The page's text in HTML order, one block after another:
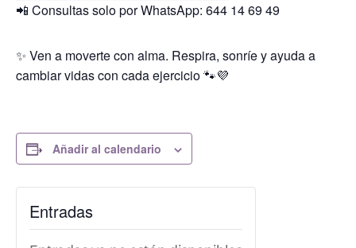
📲 Consultas solo por WhatsApp: 644 14 69 49
✨ Ven a moverte con alma. Respira, sonríe y ayuda a
cambiar vidas con cada ejercicio 🐾💜
Añadir al calendario
Entradas